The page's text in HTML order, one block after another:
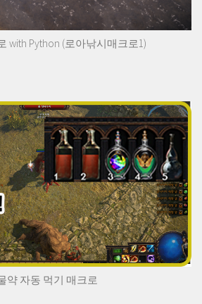
with Python (로아낚시매크로1)
약 자동 먹기 매크로